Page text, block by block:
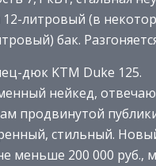
литровый (в
бак.
дюк KTM Duke 125.
нейкед,
продвинутой
стильный.
меньше 200 000 руб.,